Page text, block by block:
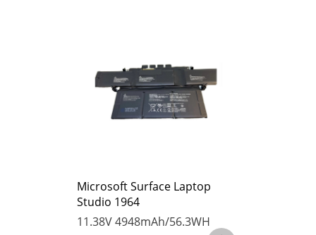
Microsoft Surface Laptop
Studio 1964
11.38V4948mAh/56.3WH